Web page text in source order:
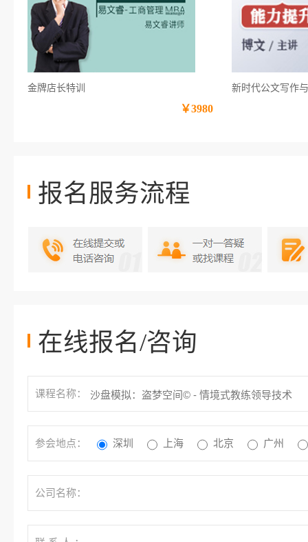
金牌店长特训
￥3980
新时代公文写作
报名服务流程
在线报名/咨询
课程名称：
参会地点： 深圳 上海 北京 广州
公司名称：